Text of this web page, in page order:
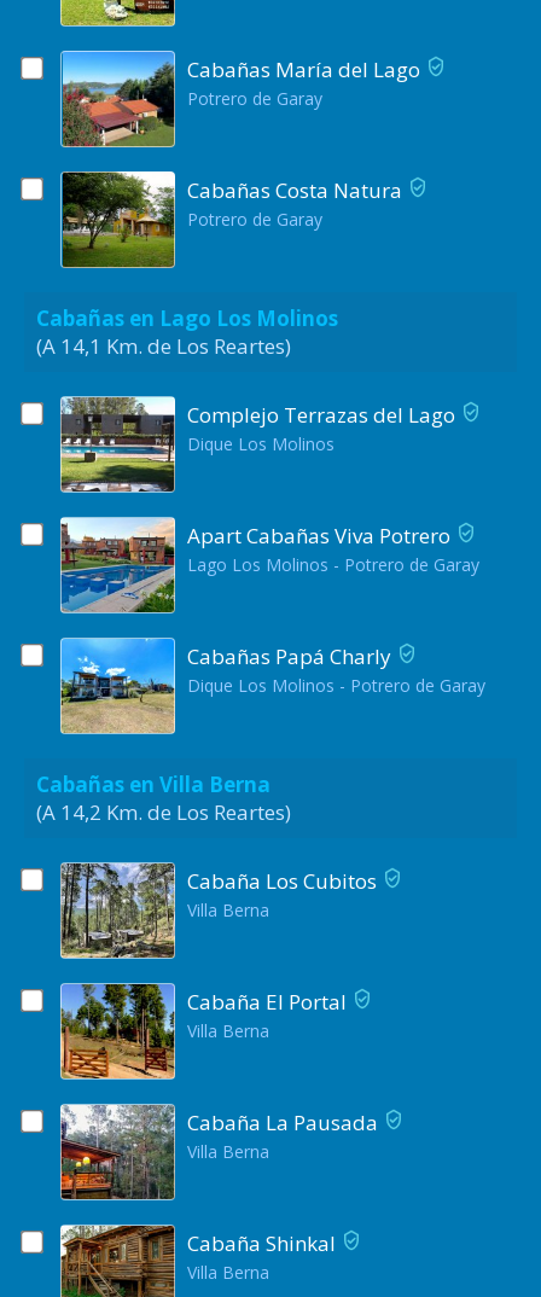
Cabañas María del Lago
Potrero de Garay
Cabañas Costa Natura
Potrero de Garay
Cabañas en Lago Los Molinos
(A 14,1 Km. de Los Reartes)
Complejo Terrazas del Lago
Dique Los Molinos
Apart Cabañas Viva Potrero
Lago Los Molinos - Potrero de Garay
Cabañas Papá Charly
Dique Los Molinos - Potrero de Garay
Cabañas en Villa Berna
(A 14,2 Km. de Los Reartes)
Cabaña Los Cubitos
Villa Berna
Cabaña El Portal
Villa Berna
Cabaña La Pausada
Villa Berna
Cabaña Shinkal
Villa Berna